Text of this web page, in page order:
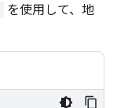
を使用して、地